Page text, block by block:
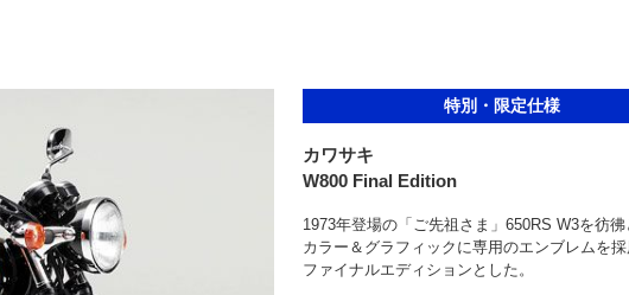
特別・限定仕様
カワサキ
W800 Final Edition
1973年登場の「ご先祖さま」650RS W3を彷彿
カラー＆グラフィックに専用のエンブレムを採
ファイナルエディションとした。